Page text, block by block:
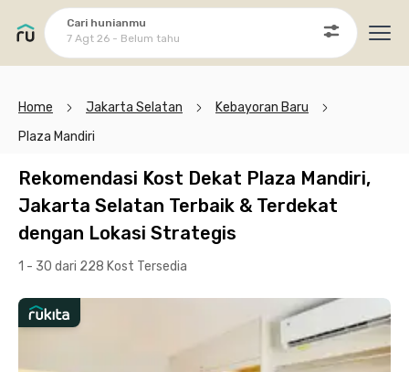
Cari hunianmu
7 Agt 26 - Belum tahu
Home Jakarta Selatan
Kebayoran Baru
Plaza Mandiri
Rekomendasi Kost Dekat Plaza Mandiri,
Jakarta Selatan Terbaik & Terdekat
dengan Lokasi Strategis
1 - 30 dari 228 Kost Tersedia